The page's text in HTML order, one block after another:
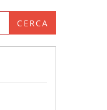
CERCA